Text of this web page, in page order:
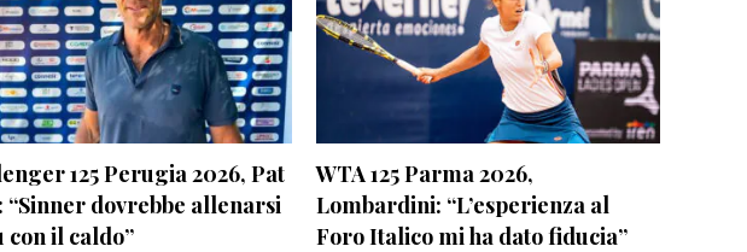
125 Perugia 2026, Pat
“Sinner dovrebbe allenarsi
con il caldo”
WTA 125 Parma 2026,
Lombardini: “L’esperienza al
Foro Italico mi ha dato fiducia”